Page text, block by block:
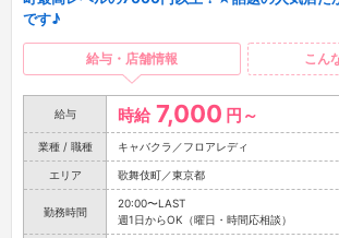
です♪
給与・店舗情報 こん
給与 時給 7,000 円～
業種 / 職種 キャバクラ／フロアレディ
エリア 歌舞伎町／東京都
勤務時間
20:00〜LAST
週1日からOK（曜日・時間応相談）